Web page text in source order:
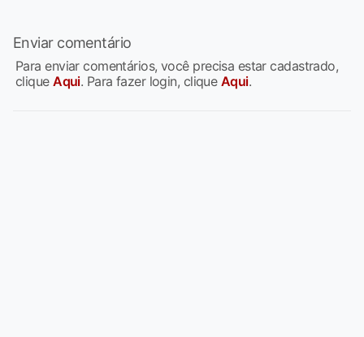
Enviar comentário
Para enviar comentários, você precisa estar cadastrado,
cliqueAqui. Para fazer login, clique Aqui.